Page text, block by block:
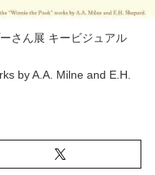
さん展 キービジュアル
by A.A. Milne and E.H.